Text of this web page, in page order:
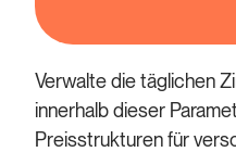
Verwalte die täglichen
innerhalb dieser
Preisstrukturen für